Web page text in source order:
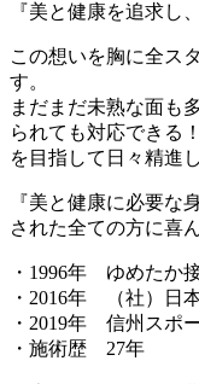
『美と健康を追求し
この想いを胸に全ス
す。
まだまだ未熟な面も
られても対応できる
を目指して日々精進
『美と健康に必要な
された全ての方に喜
・1996年 ゆめたか
・2016年 （社）日
・2019年 信州スポ
・施術歴 27年